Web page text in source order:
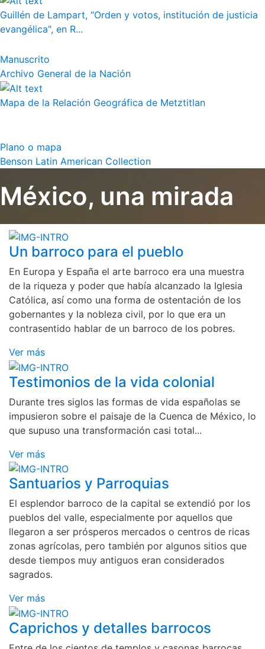
Guillén de Lampart, "Orden y votos, institución de justicia
evangélica", en R...
Manuscrito
Archivo General de la Nación
Mapa de la Relación Geográfica de Metztitlan
Plano o mapa
Benson Latin American Collection
México, una mirada
Un barroco para el pueblo
En Europa y España el arte barroco era una muestra
de la riqueza y poder que había alcanzado la Iglesia
Católica, así como una forma de ostentación de los
gobernantes y la nobleza civil, por lo que era un
contrasentido hablar de un barroco de los pobres.
Ver más
Testimonios de la vida colonial
Durante tres siglos las formas de vida españolas se
impusieron sobre el paisaje de la Cuenca de México, lo
que supuso una transformación casi total...
Ver más
Santuarios y Parroquias
El esplendor barroco de la capital se extendió por los
pueblos del valle, especialmente por aquellos que
llegaron a ser prósperos mercados o centros de ricas
zonas agrícolas, pero también por algunos sitios que
desde tiempos muy antiguos eran considerados
sagrados.
Ver más
Caprichos y detalles barrocos